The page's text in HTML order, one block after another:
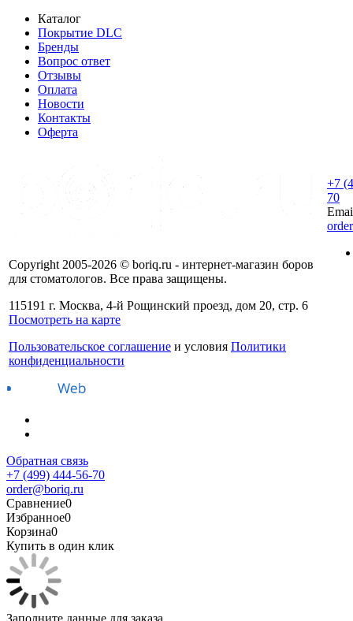
Каталог
Покрытие DLC
Бренды
Вопрос ответ
Отзывы
Оплата
Новости
Контакты
Оферта
Copyright 2005-2026 © boriq.ru - интернет-магазин боров
для стоматологов. Все права защищены.
115191 г. Москва, 4-й Рощинский проезд, дом 20, стр. 6
Посмотреть на карте
Пользовательское соглашение и условия Политики
конфиденциальности
+7
70
Обратная связь
+7 (499) 444-56-70
order@boriq.ru
Сравнение0
Избранное0
Корзина0
Купить в один клик